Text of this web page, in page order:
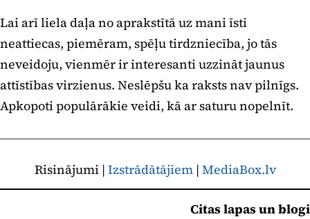
Lai arī liela daļa no aprakstītā uz mani īsti
neattiecas, piemēram, spēļu tirdzniecība, jo tās
neveidoju, vienmēr ir interesanti uzzināt jaunus
attīstības virzienus. Neslēpšu ka raksts nav pilnīgs.
Apkopoti populārākie veidi, kā ar saturu nopelnīt.
Risinājumi | Izstrādātājiem| MediaBox.lv
Citas lapas un blogi